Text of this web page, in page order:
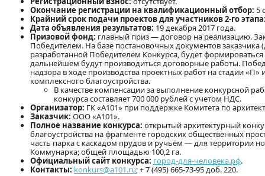
Окончание регистрации на квалификационный отбор: 5
Крайний срок подачи проектов для участников 2-го
Дата объявления результатов: 19 декабря 2017 года.
Призовой фонд: главный приз — договор на реализацию.
Победителем. На базе постановочных документов
разработанной Победителем Конкурса, будет
дальнейшем будут производиться договорные работы.
надзора в ходе производства проектных работ на стадии
комплексного благоустройства.
В качестве компенсации за выполнение конкурсной
конкурса составляет 700 000 рублей с учетом НДС.
Организатор: ГК «А101» при поддержке Комитета по
Заказчик: ООО «А101».
Полное название конкурса: открытый архитектурный
благоустройства на фрагменте городских общественных
часть парка с каскадом прудов и ручьём — для территории
Коммунарка; общей площадью 100,2 га.
Официальный сайт конкурса: город-для-человека.рф.
Контакты: konkurs@a101.ru; + 7 (495) 665-73-95 доб. 220.